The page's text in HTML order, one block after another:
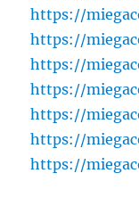
https://
https://
https://
https://
https://
https://
https://